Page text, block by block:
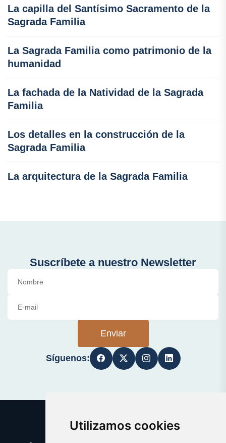
Utilizamos cookies
La capilla del Santísimo Sacramento de la
Sagrada Familia
La Sagrada Familia como patrimonio de la
humanidad
La fachada de la Natividad de la Sagrada
Familia
Los detalles en la construcción de la
Sagrada Familia
La arquitectura de la Sagrada Familia
Suscríbete a nuestro Newsletter
Enviar
Síguenos: